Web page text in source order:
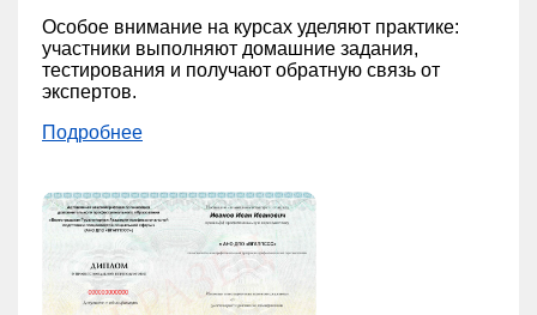
Особое внимание на курсах уделяют практике:
участники выполняют домашние задания,
тестирования и получают обратную связь от
экспертов.
Подробнее